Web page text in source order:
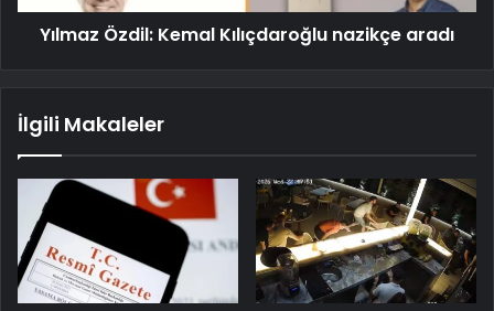
Yılmaz Özdil: Kemal Kılıçdaroğlu nazikçe aradı
İlgili Makaleler